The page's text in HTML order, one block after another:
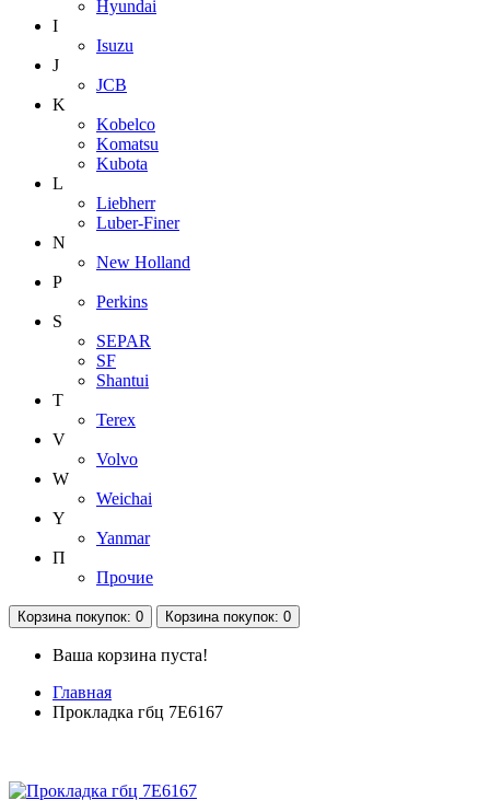
Hyundai
I
Isuzu
J
JCB
K
Kobelco
Komatsu
Kubota
L
Liebherr
Luber-Finer
N
New Holland
P
Perkins
S
SEPAR
SF
Shantui
T
Terex
V
Volvo
W
Weichai
Y
Yanmar
П
Прочие
Корзинапокупок: 0 Корзинапокупок: 0
Ваша корзина пуста!
Главная
Прокладка гбц 7E6167